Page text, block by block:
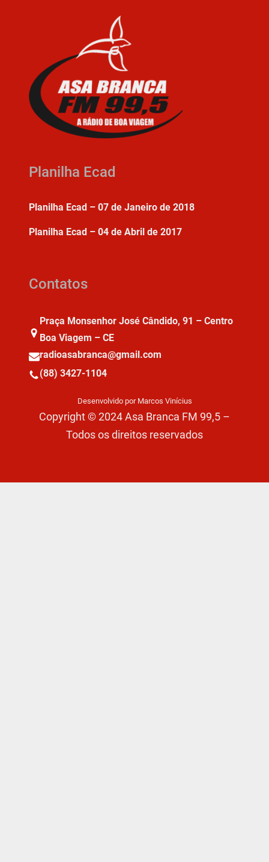
Planilha Ecad
Planilha Ecad – 07 de Janeiro de 2018
Planilha Ecad – 04 de Abril de 2017
Contatos
Praça Monsenhor José Cândido, 91 – Centro
Boa Viagem – CE
radioasabranca@gmail.com
(88) 3427-1104
Desenvolvido por Marcos Vinícius
Copyright © 2024 Asa Branca FM 99,5 –
Todos os direitos reservados